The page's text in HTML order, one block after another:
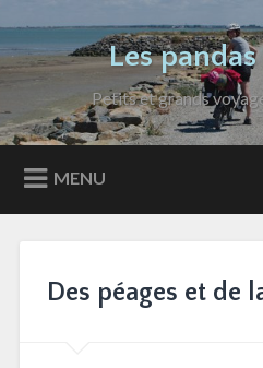
au
contenu
principal
Recherche Les
Petits et grands
MENU
Des péages et de